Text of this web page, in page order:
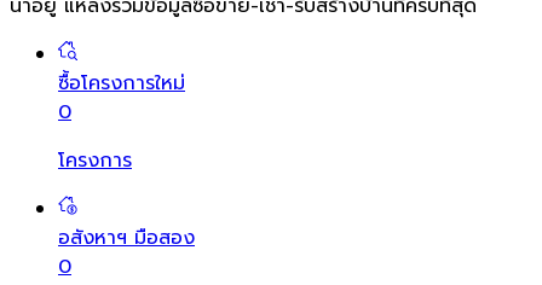
น่าอยู่ แหล่งรวมข้อมูลซื้อขาย-เช่า-รับสร้างบ้านที่ครบที่สุด
ซื้อโครงการใหม่
0
โครงการ
อสังหาฯ มือสอง
0